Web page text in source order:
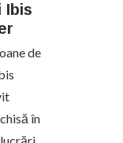
Ibis
de
în